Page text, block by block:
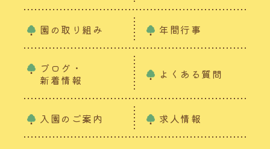
園の取り組み 年間行事
ブログ・
新着情報
よくある質問
入園のご案内 求人情報